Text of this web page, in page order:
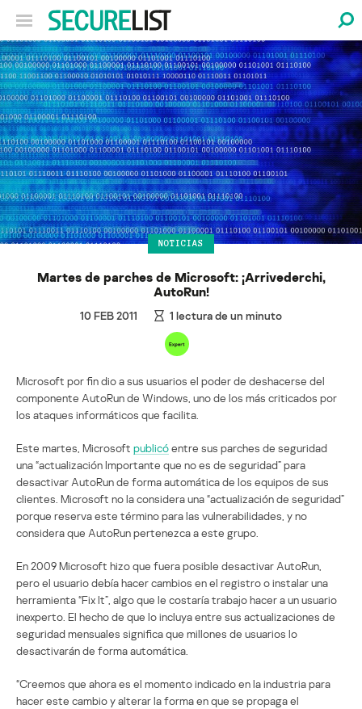
NOTICIAS
Martes de parches de Microsoft: ¡Arrivederchi,
AutoRun!
10 FEB 2011 1 lectura de un minuto
Microsoft por fin dio a sus usuarios el poder de deshacerse del
componente AutoRun de Windows, uno de los más criticados por
los ataques informáticos que facilita.
Este martes, Microsoft publicóentre sus parches de seguridad
una “actualización Importante que no es de seguridad” para
desactivar AutoRun de forma automática de los equipos de sus
clientes. Microsoft no la considera una “actualización de seguridad”
porque reserva este término para las vulnerabilidades, y no
considera que AutoRun pertenezca a este grupo.
En 2009 Microsoft hizo que fuera posible desactivar AutoRun,
pero el usuario debía hacer cambios en el registro o instalar una
herramienta “Fix It”, algo que le costaría trabajo hacer a un usuario
inexperto. El hecho de que lo incluya entre sus actualizaciones de
seguridad mensuales significa que millones de usuarios lo
desactivarán de forma automática.
“Creemos que ahora es el momento indicado en la industria para
hacer este cambio y alterar la forma en que se propaga el